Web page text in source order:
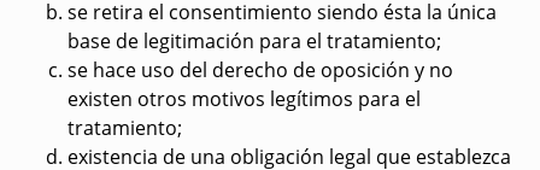
se retira el consentimiento siendo ésta la única
base de legitimación para el tratamiento;
se hace uso del derecho de oposición y no
existen otros motivos legítimos para el
tratamiento;
existencia de una obligación legal que establezca